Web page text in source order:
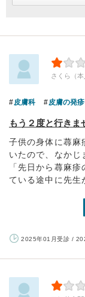
さくら（
皮膚科 皮膚の発
もう２度と行きま
子供の身体に蕁麻
いたので、なかじ
「先日から蕁麻
ている途中に先生
2025年01月受診 /